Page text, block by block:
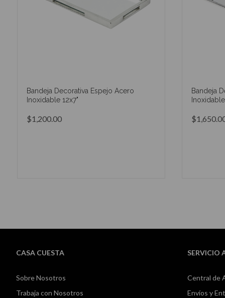
Bandeja Decorativa Espejo Acero
Inoxidable 12x7"
$1,200.00
Bandeja
CASA CUESTA
Sobre Nosotros
Trabaja con Nosotros
SERVICIO
Central de
Envíos y